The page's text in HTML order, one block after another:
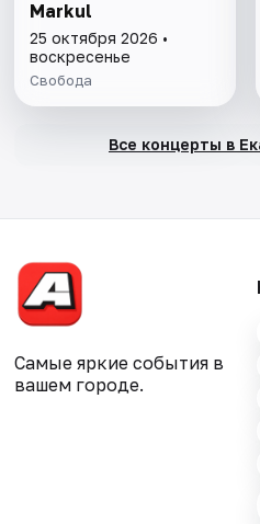
Markul
25 октября 2026 •
воскресенье
Свобода
Все концерты в
Самые яркие события в
вашем городе.